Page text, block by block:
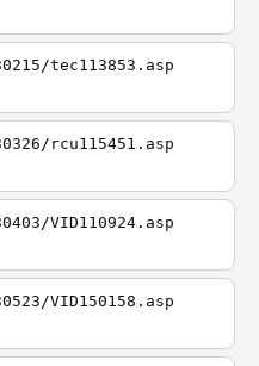
tec113853.asp
rcu115451.asp
VID110924.asp
VID150158.asp